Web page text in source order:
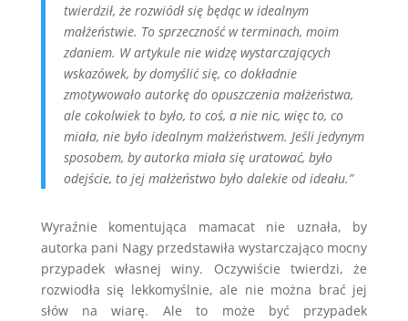
twierdził, że rozwiódł się będąc w idealnym
małżeństwie. To sprzeczność w terminach, moim
zdaniem. W artykule nie widzę wystarczających
wskazówek, by domyślić się, co dokładnie
zmotywowało autorkę do opuszczenia małżeństwa,
ale cokolwiek to było, to coś, a nie nic, więc to, co
miała, nie było idealnym małżeństwem. Jeśli jedynym
sposobem, by autorka miała się uratować, było
odejście, to jej małżeństwo było dalekie od ideału.”
Wyraźnie komentująca mamacat nie uznała, by
autorka pani Nagy przedstawiła wystarczająco mocny
przypadek własnej winy. Oczywiście twierdzi, że
rozwiodła się lekkomyślnie, ale nie można brać jej
słów na wiarę. Ale to może być przypadek